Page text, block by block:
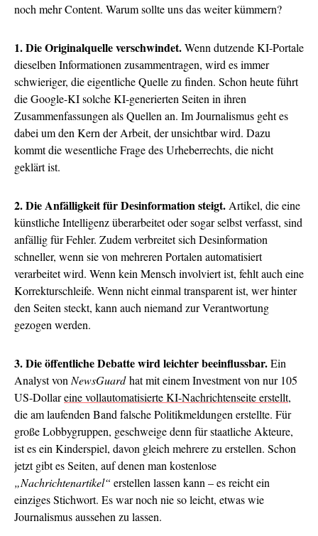
noch mehr Content. Warum sollte uns das weiter kümmern?
1. Die Originalquelle verschwindet.Wenn dutzende KI-Portale
dieselben Informationen zusammentragen, wird es immer
schwieriger, die eigentliche Quelle zu finden. Schon heute führt
die Google-KI solche KI-generierten Seiten in ihren
Zusammenfassungen als Quellen an. Im Journalismus geht es
dabei um den Kern der Arbeit, der unsichtbar wird. Dazu
kommt die wesentliche Frage des Urheberrechts, die nicht
geklärt ist.
2. Die Anfälligkeit für Desinformation steigt. Artikel, die eine
künstliche Intelligenz überarbeitet oder sogar selbst verfasst, sind
anfällig für Fehler. Zudem verbreitet sich Desinformation
schneller, wenn sie von mehreren Portalen automatisiert
verarbeitet wird. Wenn kein Mensch involviert ist, fehlt auch eine
Korrekturschleife. Wenn nicht einmal transparent ist, wer hinter
den Seiten steckt, kann auch niemand zur Verantwortung
gezogen werden.
3. Die öffentliche Debatte wird leichter beeinflussbar.Ein
Analyst von NewsGuardhat mit einem Investment von nur 105
US-Dollareine vollautomatisierte KI-Nachrichtenseite erstellt,
die am laufenden Band falsche Politikmeldungen erstellte. Für
große Lobbygruppen, geschweige denn für staatliche Akteure,
ist es ein Kinderspiel, davon gleich mehrere zu erstellen. Schon
jetzt gibt es Seiten, auf denen man kostenlose
„Nachrichtenartikel“ erstellen lassen kann – es reicht ein
einziges Stichwort. Es war noch nie so leicht, etwas wie
Journalismus aussehen zu lassen.